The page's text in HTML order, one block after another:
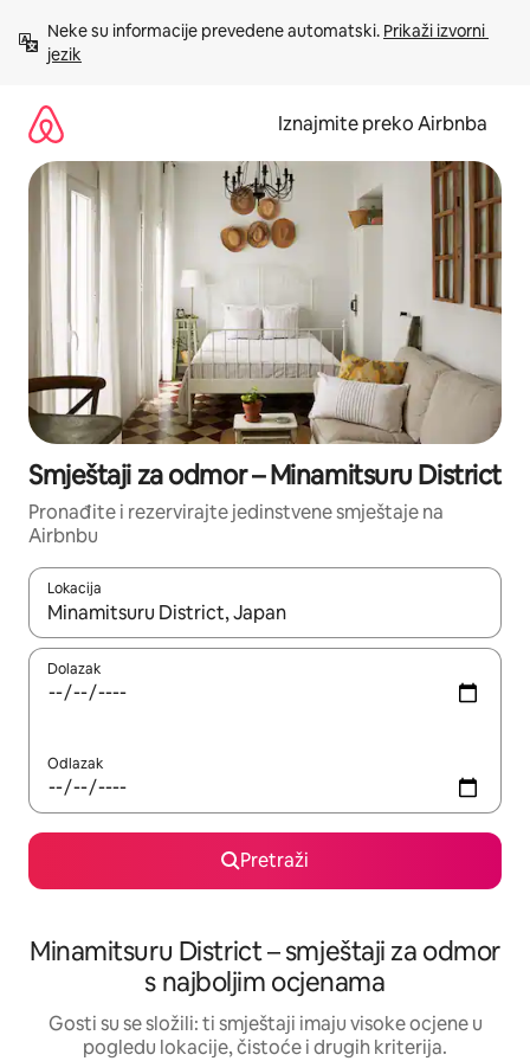
sadržaj
Neke su informacije prevedene automatski. Prikaži izvorni
jezik
Iznajmite preko Airbnba
Smještaji za odmor – Minamitsuru District
Pronađite i rezervirajte jedinstvene smještaje na
Airbnbu
Lokacija
Kada budu dostupni rezultati, moći ćete ih pregledati
Dolazak
Odlazak
Pretraži
Minamitsuru District – smještaji za odmor
s najboljim ocjenama
Gosti su se složili: ti smještaji imaju visoke ocjene u
pogledu lokacije, čistoće i drugih kriterija.